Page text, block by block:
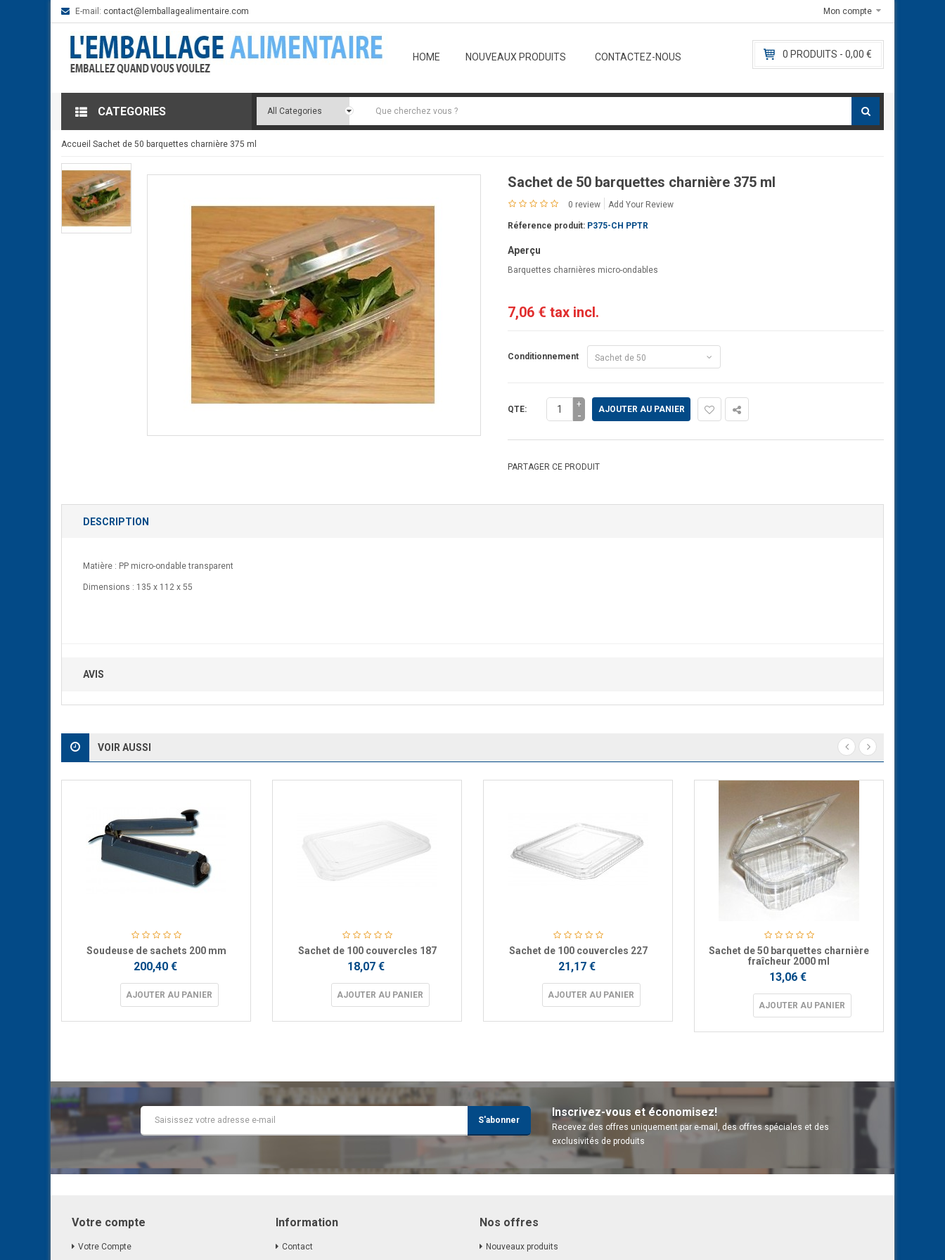
E-mail:contact@lemballagealimentaire.com Mon compte
HOME NOUVEAUX PRODUITS CONTACTEZ-NOUS 0 PRODUITS - 0,00 €
CATEGORIES
Accueil Sachet de 50 barquettes charnière 375 ml
Sachet de 50 barquettes charnière 375 ml
0 review Add Your Review
Réference produit: P375-CH PPTR
Aperçu
Barquettes charnières micro-ondables
7,06 € tax incl.
Conditionnement Sachet de 50
QTE: +
- AJOUTER AU PANIER
PARTAGER CE PRODUIT
DESCRIPTION
Matière : PP micro-ondable transparent
Dimensions : 135 x 112 x 55
AVIS
VOIR AUSSI
Soudeuse de sachets 200 mm
200,40 €
AJOUTER AU PANIER
Sachet de 100 couvercles 187
18,07 €
AJOUTER AU PANIER
Sachet de 100 couvercles 227
21,17 €
AJOUTER AU PANIER
Sachet de 50 barquettes charnière
fraîcheur 2000 ml
13,06 €
AJOUTER AU PANIER
S'abonner
Inscrivez-vous et économisez!
Recevez des offres uniquement par e-mail, des offres spéciales et des
exclusivités de produits
Votre compte
Votre Compte
Information
Contact
Nos offres
Nouveaux produits